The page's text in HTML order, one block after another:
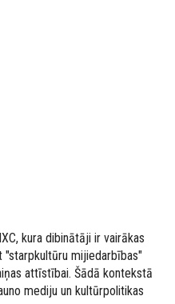
kura dibinātāji ir vairākas
mijiedarbības"
attīstībai. Šādā kontekstā
mediju un kultūrpolitikas